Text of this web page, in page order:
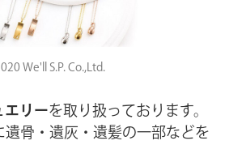
We'll S.P. Co.,Ltd.
エリーを取り扱っております。
骨・遺灰・遺髪の一部などを